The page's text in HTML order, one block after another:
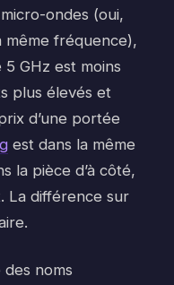
ondes (oui,
même fréquence),
GHz est moins
plus élevés et
d’une portée
est dans la même
la pièce d’à côté,
La différence sur
noms